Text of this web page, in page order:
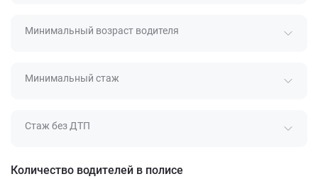
Минимальный возраст водителя
Минимальный стаж
Стаж без ДТП
Количество водителей в полисе